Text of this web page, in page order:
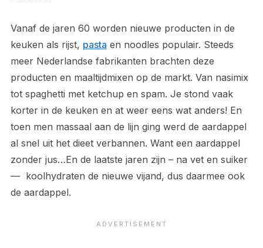
Vanaf de jaren 60 worden nieuwe producten in de
keuken als rijst, pasta en noodles populair. Steeds
meer Nederlandse fabrikanten brachten deze
producten en maaltijdmixen op de markt. Van nasimix
tot spaghetti met ketchup en spam. Je stond vaak
korter in de keuken en at weer eens wat anders! En
toen men massaal aan de lijn ging werd de aardappel
al snel uit het dieet verbannen. Want een aardappel
zonder jus…En de laatste jaren zijn – na vet en suiker
— koolhydraten de nieuwe vijand, dus daarmee ook
de aardappel.